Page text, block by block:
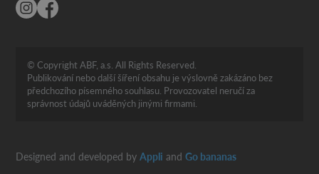
© Copyright ABF, a.s. All Rights Reserved.
Publikování nebo další šíření obsahu je výslovně zakázáno bez
předchozího písemného souhlasu. Provozovatel neručí za
správnost údajů uváděných jinými firmami.
Designed and developed byAppli andGo bananas